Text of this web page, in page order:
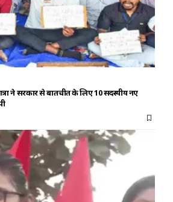
ने सरकार से बातचीत के लिए 10 सदस्यीय नए